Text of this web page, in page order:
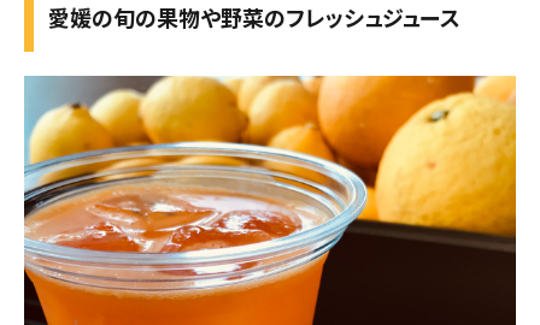
愛媛の旬の果物や野菜のフレッシュジュース